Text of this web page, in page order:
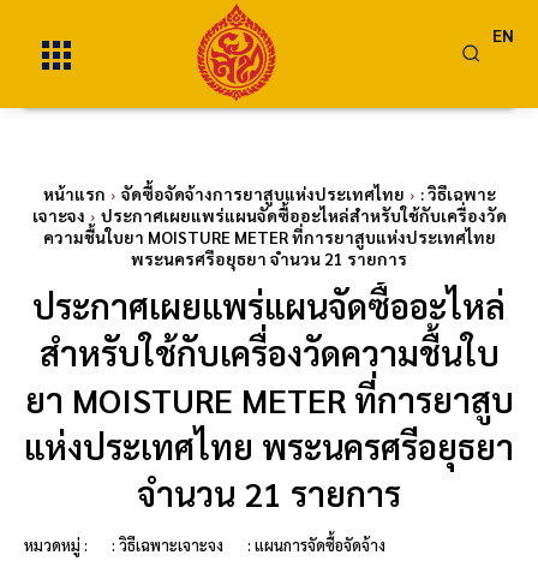
EN
หน้าแรก จัดซื้อจัดจ้างการยาสูบแห่งประเทศไทย
: วิธีเฉพาะ
เจาะจง
ประกาศเผยแพร่แผนจัดซื้ออะไหล่สำหรับใช้กับเครื่องวัด
ความชื้นใบยา MOISTURE METER ที่การยาสูบแห่งประเทศไทย
พระนครศรีอยุธยา จำนวน 21 รายการ
ประกาศเผยแพร่แผนจัดซื้ออะไหล่
สำหรับใช้กับเครื่องวัดความชื้นใบ
ยา MOISTURE METER ที่การยาสูบ
แห่งประเทศไทย พระนครศรีอยุธยา
จำนวน 21 รายการ
หมวดหมู่ : : วิธีเฉพาะเจาะจง : แผนการจัดซื้อจัดจ้าง